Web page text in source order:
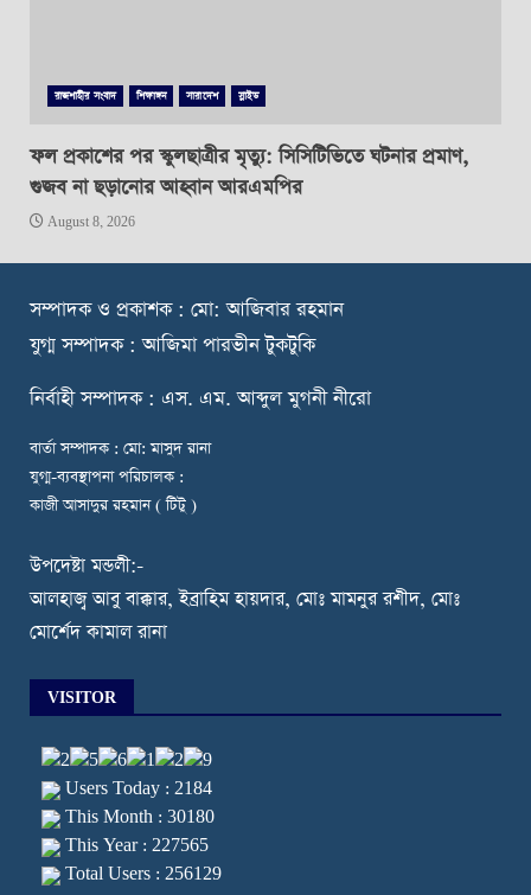
রাজশাহীর সংবাদ শিক্ষাঙ্গন সারাদেশ স্লাইড
ফল প্রকাশের পর স্কুলছাত্রীর মৃত্যু: সিসিটিভিতে ঘটনার প্রমাণ,
গুজব না ছড়ানোর আহ্বান আরএমপির
August 8, 2026
সম্পাদক ও প্রকাশক : মো: আজিবার রহমান
যুগ্ম সম্পাদক : আজিমা পারভীন টুকটুকি
নির্বাহী সম্পাদক : এস. এম. আব্দুল মুগনী নীরো
বার্তা সম্পাদক : মো: মাসুদ রানা
যুগ্ম-ব্যবস্থাপনা পরিচালক :
কাজী আসাদুর রহমান ( টিটু )
উপদেষ্টা মন্ডলী:-
আলহাজ্ব আবু বাক্কার, ইব্রাহিম হায়দার, মোঃ মামনুর রশীদ, মোঃ
মোর্শেদ কামাল রানা
VISITOR
Users Today : 2184
This Month : 30180
This Year : 227565
Total Users : 256129